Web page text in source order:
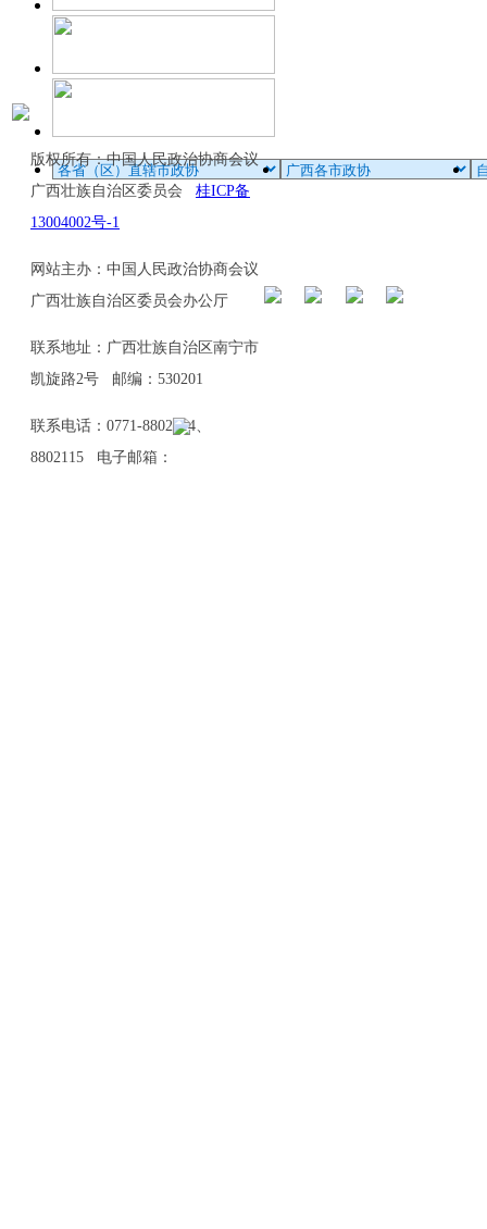
版权所有：中国人民政治协商会议
广西壮族自治区委员会 桂ICP备
13004002号-1
网站主办：中国人民政治协商会议
广西壮族自治区委员会办公厅
联系地址：广西壮族自治区南宁市
凯旋路2号 邮编：530201
联系电话：0771-8802114、
8802115 电子邮箱：